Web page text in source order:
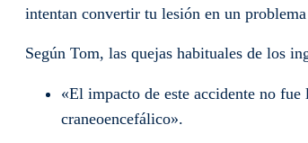
intentan convertir tu lesión en un
Según Tom, las quejas habituales de los
«El impacto de este accidente no
craneoencefálico».